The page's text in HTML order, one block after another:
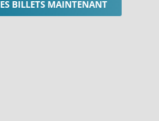
BILLETS MAINTENANT